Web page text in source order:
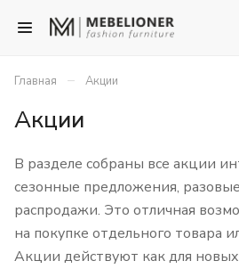
Главная – Акции
Акции
В разделе собраны все акции
сезонные предложения,
распродажи. Это отличная
на покупке отдельного товара
Акции действуют как для новых